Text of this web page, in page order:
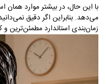
با این حال، در بیشتر موارد همان
می‌دهد. بنابراین اگر دقیق
زمان‌بندی استاندارد مطمئن‌ترین